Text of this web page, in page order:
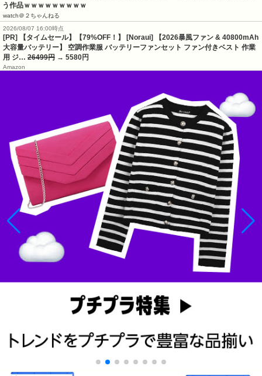
う作品ｗｗｗｗｗｗｗｗｗ
watch＠２ちゃんねる
2026/08/07 16:00時点
[PR] 【タイムセール】【79%OFF！】 [Noraui] 【2026暴風ファン & 40800mAh
大容量バッテリー】 空調作業服 バッテリーファンセット ファン付きベスト 作業
用 ジ… 26499円 → 5580円
Amazon